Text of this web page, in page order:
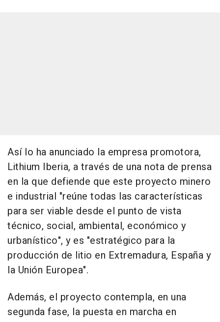
Así lo ha anunciado la empresa promotora,
Lithium Iberia, a través de una nota de prensa
en la que defiende que este proyecto minero
e industrial "reúne todas las características
para ser viable desde el punto de vista
técnico, social, ambiental, económico y
urbanístico", y es "estratégico para la
producción de litio en Extremadura, España y
la Unión Europea".
Además, el proyecto contempla, en una
segunda fase, la puesta en marcha en